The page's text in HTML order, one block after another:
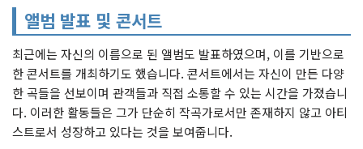
앨범 발표 및 콘서트
최근에는 자신의 이름으로 된 앨범도 발표하였으며, 이를 기반으로
한 콘서트를 개최하기도 했습니다. 콘서트에서는 자신이 만든 다양
한 곡들을 선보이며 관객들과 직접 소통할 수 있는 시간을 가졌습니
다. 이러한 활동들은 그가 단순히 작곡가로서만 존재하지 않고 아티
스트로서 성장하고 있다는 것을 보여줍니다.